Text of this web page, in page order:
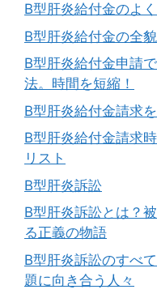
B型肝炎給付金のよ
B型肝炎給付金の全
B型肝炎給付金申請
法。時間を短縮！
B型肝炎給付金請求
B型肝炎給付金請求
リスト
B型肝炎訴訟
B型肝炎訴訟とは？
る正義の物語
B型肝炎訴訟のすべ
題に向き合う人々